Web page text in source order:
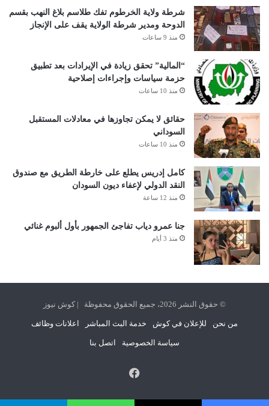
شرطة ولاية الخرطوم تفك طلاسم بلاغ النهب بقسم
الدوحة ومدير شرطة الولاية يقف على الإنجاز
منذ 9 ساعات
“المالية” تحقق زيادة في الإيرادات بعد تطبيق
حزمة سياسات وإجراءات إصلاحية
منذ 10 ساعات
حقائق لا يمكن تجاوزها في معادلات المستقبل
السوداني
منذ 10 ساعات
كامل إدريس يطلع على خارطة الطريق مع صندوق
النقد الدولي لإعفاء ديون السودان
منذ 12 ساعة
جنا عمرو دياب تفاجئ الجمهور بأول ألبوم غنائي
منذ 3 أيام
© حقوق النشر 2026، جميع الحقوق محفوظة | كوش نيوز
من نحن للإعلان في كوش خدمة البث المباشر اعلانات وظائف
سياسة الخصوصية اتصل بنا